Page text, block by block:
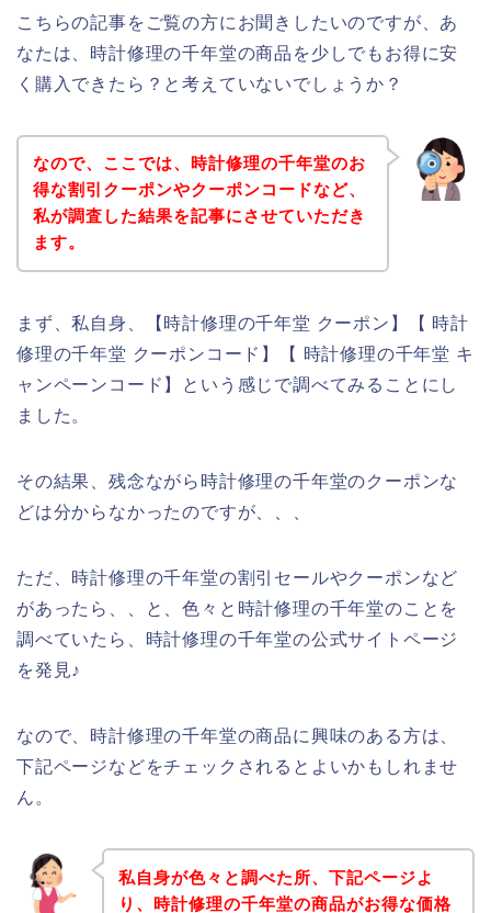
こちらの記事をご覧の方にお聞きしたいのですが、あ
なたは、時計修理の千年堂の商品を少しでもお得に安
く購入できたら？と考えていないでしょうか？
なので、ここでは、時計修理の千年堂のお
得な割引クーポンやクーポンコードなど、
私が調査した結果を記事にさせていただき
ます。
まず、私自身、【時計修理の千年堂 クーポン】【 時計
修理の千年堂 クーポンコード】【 時計修理の千年堂 キ
ャンペーンコード】という感じで調べてみることにし
ました。
その結果、残念ながら時計修理の千年堂のクーポンな
どは分からなかったのですが、、、
ただ、時計修理の千年堂の割引セールやクーポンなど
があったら、、と、色々と時計修理の千年堂のことを
調べていたら、時計修理の千年堂の公式サイトページ
を発見♪
なので、時計修理の千年堂の商品に興味のある方は、
下記ページなどをチェックされるとよいかもしれませ
ん。
私自身が色々と調べた所、下記ページよ
り、時計修理の千年堂の商品がお得な価格